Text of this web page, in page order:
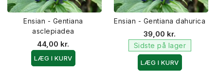
Ensian - Gentiana
asclepiadea
44,00 kr.
LÆG I KURV
Ensian - Gentiana dahurica
39,00 kr.
Sidste på lager
LÆG I KURV